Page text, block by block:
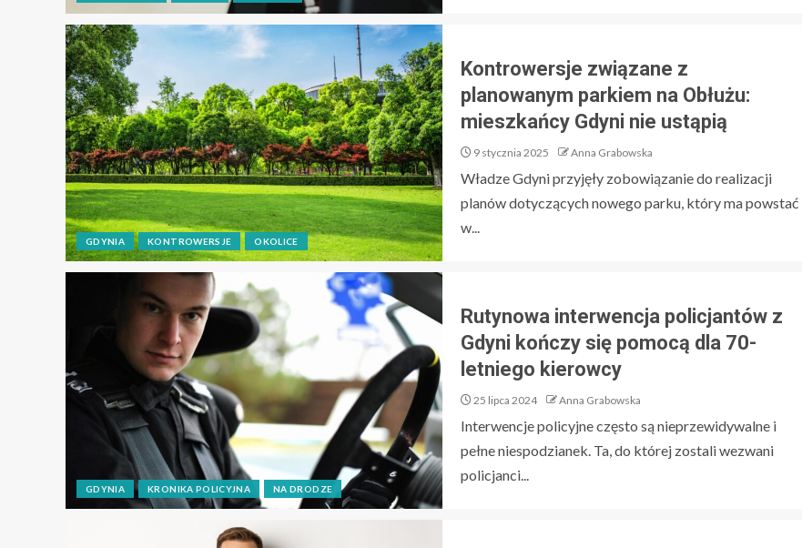
GDYNIA KONTROWERSJE OKOLICE
Kontrowersje związane z
planowanym parkiem na Obłużu:
mieszkańcy Gdyni nie ustąpią
9 stycznia 2025 Anna Grabowska
Władze Gdyni przyjęły zobowiązanie do realizacji
planów dotyczących nowego parku, który ma powstać
w...
GDYNIA KRONIKA POLICYJNA NA DRODZE
Rutynowa interwencja policjantów z
Gdyni kończy się pomocą dla 70-
letniego kierowcy
25 lipca 2024 Anna Grabowska
Interwencje policyjne często są nieprzewidywalne i
pełne niespodzianek. Ta, do której zostali wezwani
policjanci...